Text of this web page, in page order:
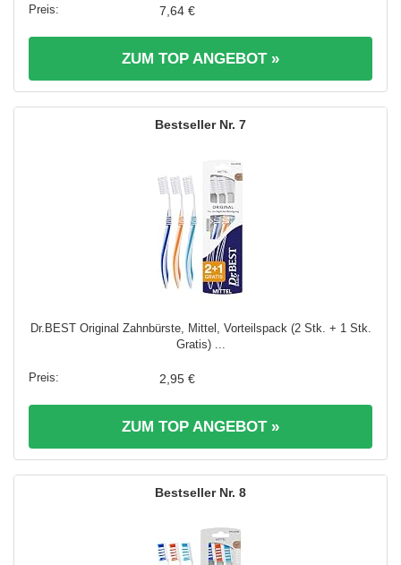
7,64 €
ZUM TOP ANGEBOT »
7
Dr.BEST Original Zahnbürste, Mittel, Vorteilspack (2 Stk. + 1 Stk.
Gratis) ...
2,95 €
ZUM TOP ANGEBOT »
8